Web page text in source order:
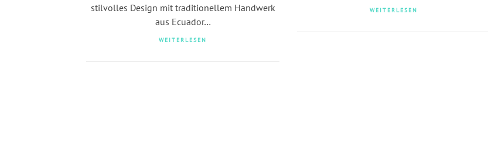
stilvolles Design mit traditionellem Handwerk
aus Ecuador…
WEITERLESEN
WEITERLESEN